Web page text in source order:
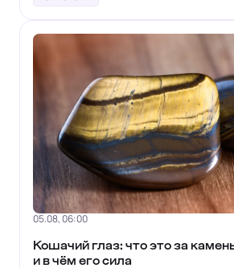
05.08, 06:00
Кошачий глаз: что это за
и в чём его сила